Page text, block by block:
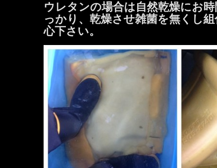
ウレタンの場合は自然乾燥にお
っかり、乾燥させ雑菌を無くし
心下さい。